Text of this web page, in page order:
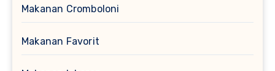
Makanan Cromboloni
Makanan Favorit